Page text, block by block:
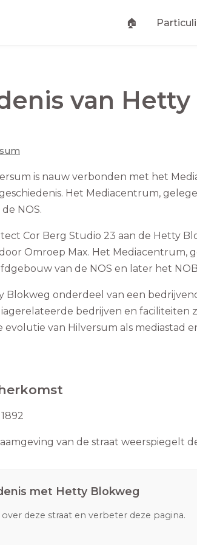
🏠
van
is nauw verbonden met het
Het Mediacentrum,
NOS.
Cor Berg Studio 23 aan de Hetty
Omroep Max. Het Mediacentrum,
van de NOS en later het
Blokweg onderdeel van een
bedrijven en faciliteiten
evolutie van Hilversum als mediastad
1892
van de straat weerspiegelt
met Hetty Blokweg
over deze straat en verbeter deze pagina.